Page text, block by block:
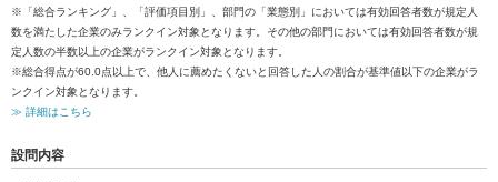
※「総合ランキング」、「評価項目別」、部門の「業態別」においては有効回答者数が規定人
数を満たした企業のみランクイン対象となります。その他の部門においては有効回答者数が規
定人数の半数以上の企業がランクイン対象となります。
※総合得点が60.0点以上で、他人に薦めたくないと回答した人の割合が基準値以下の企業がラ
ンクイン対象となります。
≫ 詳細はこちら
設問内容